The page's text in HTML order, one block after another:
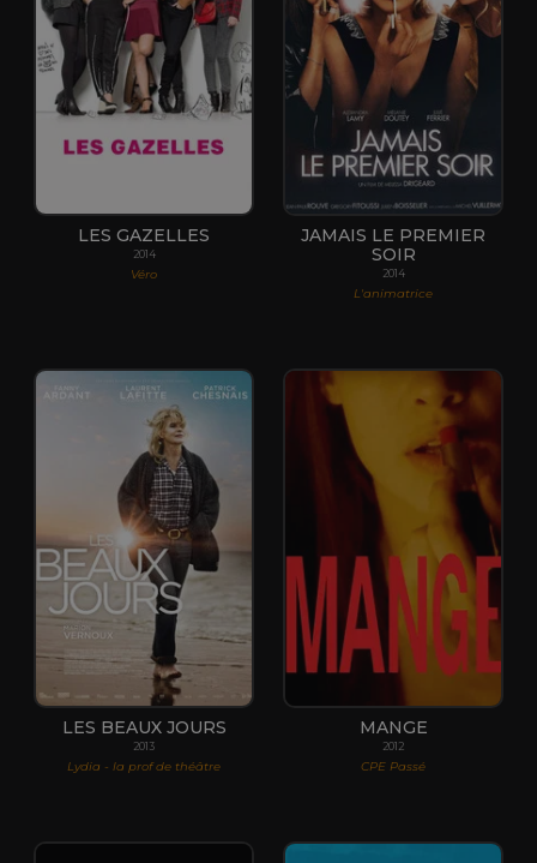
LES GAZELLES
2014
Véro
JAMAIS LE PREMIER
SOIR
2014
L'animatrice
LES BEAUX JOURS
2013
Lydia - la prof de théâtre
MANGE
2012
CPE Passé